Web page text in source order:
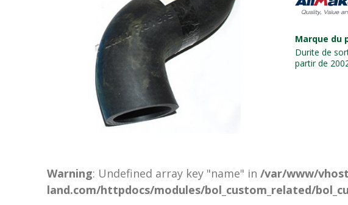
Marque du
Durite de
partir de
Warning: Undefined array key "name" in/var/www/
land.com/httpdocs/modules/bol_custom_related/